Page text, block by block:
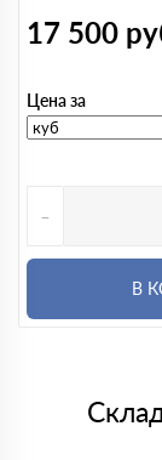
17 500
Цена за
-
В